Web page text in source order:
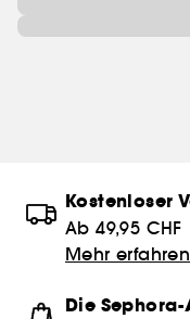
Kostenloser
Ab 49,95 CHF
Mehr erfahren
Die